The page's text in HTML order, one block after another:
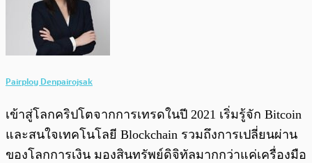
Pairploy Denpairojsak
เข้าสู่โลกคริปโตจากการเทรดในปี 2021 เริ่มรู้จัก Bitcoin
และสนใจเทคโนโลยี Blockchain รวมถึงการเปลี่ยนผ่าน
ของโลกการเงิน มองสินทรัพย์ดิจิทัลมากกว่าแค่เครื่องมือ